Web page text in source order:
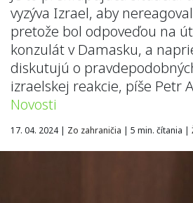
vyzýva Izrael, aby
pretože bol odpoveďou na
konzulát v Damasku, a
diskutujú o
izraelskej reakcie, píše Petr
Novosti
17. 04. 2024 | Zo zahraničia | 5 min. čítania |